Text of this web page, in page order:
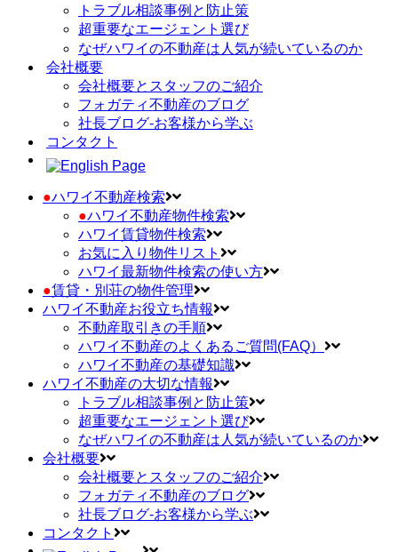
トラブル相談事例と防止策
超重要なエージェント選び
なぜハワイの不動産は人気が続いているのか
会社概要
会社概要とスタッフのご紹介
フォガティ不動産のブログ
社長ブログ-お客様から学ぶ
コンタクト
●ハワイ不動産検索
●ハワイ不動産物件検索
ハワイ賃貸物件検索
お気に入り物件リスト
ハワイ最新物件検索の使い方
●賃貸・別荘の物件管理
ハワイ不動産お役立ち情報
不動産取引きの手順
ハワイ不動産のよくあるご質問(FAQ）
ハワイ不動産の基礎知識
ハワイ不動産の大切な情報
トラブル相談事例と防止策
超重要なエージェント選び
なぜハワイの不動産は人気が続いているのか
会社概要
会社概要とスタッフのご紹介
フォガティ不動産のブログ
社長ブログ-お客様から学ぶ
コンタクト